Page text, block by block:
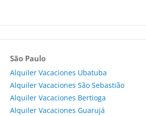
São Paulo
Alquiler Vacaciones Ubatuba
Alquiler Vacaciones São Sebastião
Alquiler Vacaciones Bertioga
Alquiler Vacaciones Guarujá